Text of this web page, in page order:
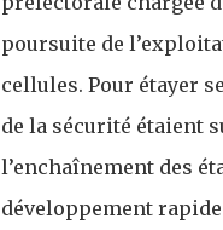
poursuite de
cellules. Pour étayer
de la sécurité étaient
l’enchaînement des
développement